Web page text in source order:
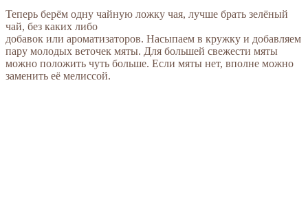
Теперь берём одну чайную ложку чая, лучше брать зелёный
чай, без каких либо
добавок или ароматизаторов. Насыпаем в кружку и добавляем
пару молодых веточек мяты. Для большей свежести мяты
можно положить чуть больше. Если мяты нет, вполне можно
заменить её мелиссой.